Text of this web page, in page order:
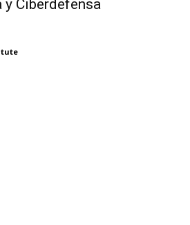
Ciberdefensa